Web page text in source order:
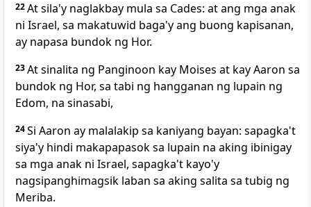
22At sila'y naglakbay mula sa Cades: at ang mga anak
ni Israel, sa makatuwid baga'y ang buong kapisanan,
ay napasa bundok ng Hor.
23At sinalita ng Panginoon kay Moises at kay Aaron sa
bundok ng Hor, sa tabi ng hangganan ng lupain ng
Edom, na sinasabi,
24Si Aaron ay malalakip sa kaniyang bayan: sapagka't
siya'y hindi makapapasok sa lupain na aking ibinigay
sa mga anak ni Israel, sapagka't kayo'y
nagsipanghimagsik laban sa aking salita sa tubig ng
Meriba.